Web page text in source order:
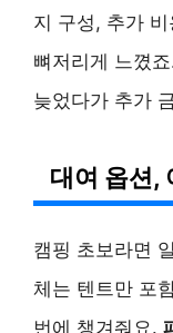
지 구성, 추가
뼈저리게 느꼈
늦었다가 추가
대여 옵션,
캠핑 초보라면
체는 텐트만 포
번에 챙겨줘요.